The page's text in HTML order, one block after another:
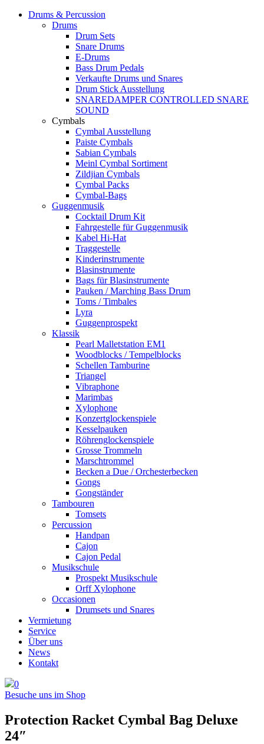
Drums & Percussion
Drums
Drum Sets
Snare Drums
E-Drums
Bass Drum Pedals
Verkaufte Drums und Snares
Drum Stick Ausstellung
SNAREDAMPER CONTROLLED SNARE
SOUND
Cymbals
Cymbal Ausstellung
Paiste Cymbals
Sabian Cymbals
Meinl Cymbal Sortiment
Zildjian Cymbals
Cymbal Packs
Cymbal-Bags
Guggenmusik
Cocktail Drum Kit
Fahrgestelle für Guggenmusik
Kabel Hi-Hat
Traggestelle
Kinderinstrumente
Blasinstrumente
Bags für Blasinstrumente
Pauken / Marching Bass Drum
Toms / Timbales
Lyra
Guggenprospekt
Klassik
Pearl Malletstation EM1
Woodblocks / Tempelblocks
Schellen Tamburine
Triangel
Vibraphone
Marimbas
Xylophone
Konzertglockenspiele
Kesselpauken
Röhren­glocken­spiele
Grosse Trommeln
Marschtrommel
Becken a Due / Orchester­becken
Gongs
Gongständer
Tambouren
Tomsets
Percussion
Handpan
Cajon
Cajon Pedal
Musikschule
Prospekt Musikschule
Orff Xylophone
Occasionen
Drumsets und Snares
Vermietung
Service
Über uns
News
Kontakt
0
Besuche uns im Shop
Protection Racket Cymbal Bag Deluxe
24″